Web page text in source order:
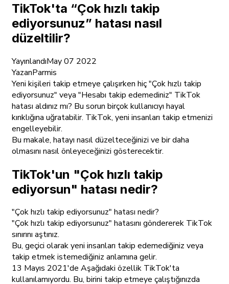
TikTok'ta “Çok hızlı takip
ediyorsunuz” hatası nasıl
düzeltilir?
YayınlandıMay 07 2022
YazanParmis
Yeni kişileri takip etmeye çalışırken hiç "Çok hızlı takip
ediyorsunuz" veya "Hesabı takip edemediniz" TikTok
hatası aldınız mı? Bu sorun birçok kullanıcıyı hayal
kırıklığına uğratabilir. TikTok, yeni insanları takip etmenizi
engelleyebilir.
Bu makale, hatayı nasıl düzelteceğinizi ve bir daha
olmasını nasıl önleyeceğinizi gösterecektir.
TikTok'un "Çok hızlı takip
ediyorsun" hatası nedir?
"Çok hızlı takip ediyorsunuz" hatası nedir?
"Çok hızlı takip ediyorsunuz" hatasını göndererek TikTok
sınırını aştınız.
Bu, geçici olarak yeni insanları takip edemediğiniz veya
takip etmek istemediğiniz anlamına gelir.
13 Mayıs 2021'de Aşağıdaki özellik TikTok'ta
kullanılamıyordu. Bu, birini takip etmeye çalıştığınızda